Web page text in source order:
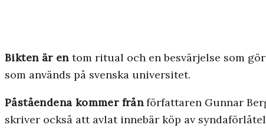
Bikten är entom ritual och en besvärjelse som
som används på svenska universitet.
Påståendena kommer frånförfattaren Gunnar
skriver också att avlat innebär köp av